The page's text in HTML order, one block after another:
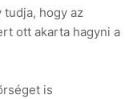
tudja, hogy az
ott akarta hagyni a
is